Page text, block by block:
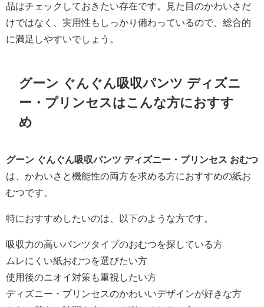
品はチェックしておきたい存在です。見た目のかわいさだ
けではなく、実用性もしっかり備わっているので、総合的
に満足しやすいでしょう。
グーン ぐんぐん吸収パンツ ディズニ
ー・プリンセスはこんな方におすす
め
グーン ぐんぐん吸収パンツ ディズニー・プリンセス おむつ
は、かわいさと機能性の両方を求める方におすすめの紙お
むつです。
特におすすめしたいのは、以下のような方です。
吸収力の高いパンツタイプのおむつを探している方
ムレにくい紙おむつを選びたい方
使用後のニオイ対策も重視したい方
ディズニー・プリンセスのかわいいデザインが好きな方